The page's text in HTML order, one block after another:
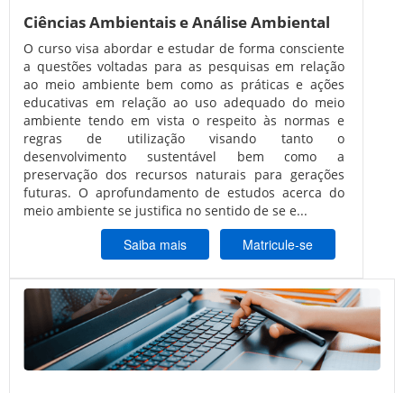
Ciências Ambientais e Análise Ambiental
O curso visa abordar e estudar de forma consciente
a questões voltadas para as pesquisas em relação
ao meio ambiente bem como as práticas e ações
educativas em relação ao uso adequado do meio
ambiente tendo em vista o respeito às normas e
regras de utilização visando tanto o
desenvolvimento sustentável bem como a
preservação dos recursos naturais para gerações
futuras. O aprofundamento de estudos acerca do
meio ambiente se justifica no sentido de se e...
Saiba mais Matricule-se